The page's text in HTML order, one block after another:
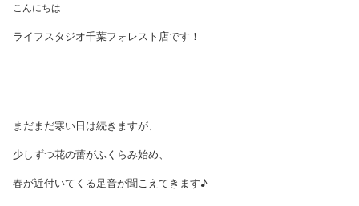
こんにちは
ライフスタジオ千葉フォレスト店です！
まだまだ寒い日は続きますが、
少しずつ花の蕾がふくらみ始め、
春が近付いてくる足音が聞こえてきます♪